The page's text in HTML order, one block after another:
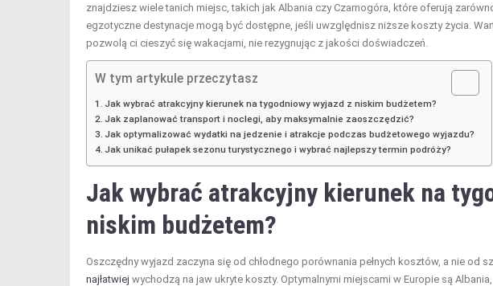
znajdziesz wiele tanich miejsc, takich jak Albania czy Czarnogóra, które oferują
egzotyczne destynacje mogą być dostępne, jeśli uwzględnisz niższe koszty życia.
pozwolą ci cieszyć się wakacjami, nie rezygnując z jakości doświadczeń.
W tym artykule przeczytasz
Jak wybrać atrakcyjny kierunek na tygodniowy wyjazd z niskim budżetem?
Jak zaplanować transport i noclegi, aby maksymalnie zaoszczędzić?
Jak optymalizować wydatki na jedzenie i atrakcje podczas budżetowego wyjazdu?
Jak unikać pułapek sezonu turystycznego i wybrać najlepszy termin podróży?
Jak wybrać atrakcyjny kierunek na
niskim budżetem?
Oszczędny wyjazd zaczyna się od chłodnego porównania pełnych kosztów, a nie od
najłatwiej wychodzą na jaw ukryte koszty. Optymalnymi miejscami w Europie są